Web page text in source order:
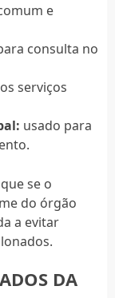
e
consulta no
serviços
usado para
se o
do órgão
a evitar
DA